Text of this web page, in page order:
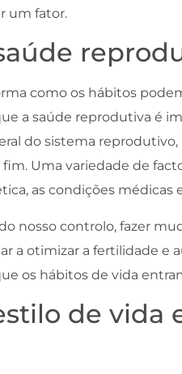
um fator.
como os hábitos
a saúde reprodutiva é
do sistema
Uma variedade de
as condições médicas
nosso controlo, fazer
a otimizar a fertilidade e
os hábitos de vida
de vida